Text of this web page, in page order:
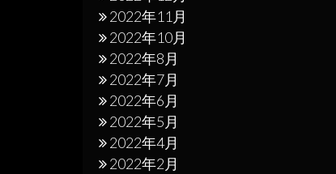
2022年11月
2022年10月
2022年8月
2022年7月
2022年6月
2022年5月
2022年4月
2022年2月